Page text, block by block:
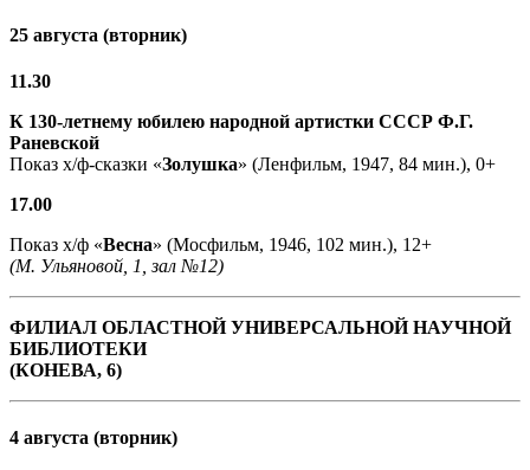
25 августа (вторник)
11.30
К 130-летнему юбилею народной артистки СССР Ф.Г.
Раневской
Показ х/ф-сказки «Золушка» (Ленфильм, 1947, 84 мин.), 0+
17.00
Показ х/ф «Весна» (Мосфильм, 1946, 102 мин.), 12+
(М. Ульяновой, 1, зал №12)
ФИЛИАЛ ОБЛАСТНОЙ УНИВЕРСАЛЬНОЙ НАУЧНОЙ
БИБЛИОТЕКИ
(КОНЕВА, 6)
4 августа (вторник)